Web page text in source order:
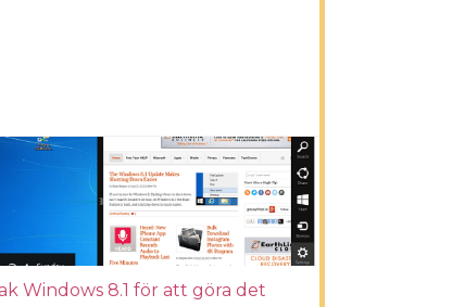
Windows 8.1 för att göra det